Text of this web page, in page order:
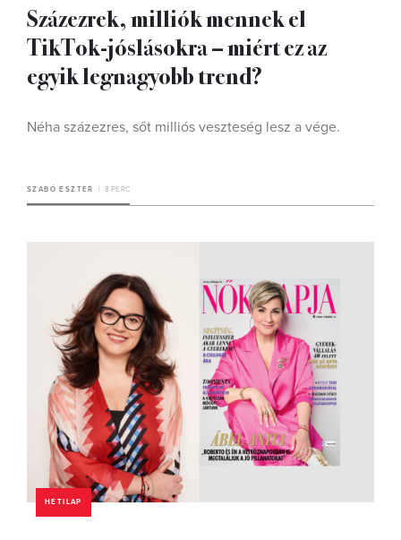
Százezrek, milliók mennek el
TikTok-jóslásokra – miért ez az
egyik legnagyobb trend?
Néha százezres, sőt milliós veszteség lesz a vége.
SZABÓ ESZTER 8 PERC
HETILAP